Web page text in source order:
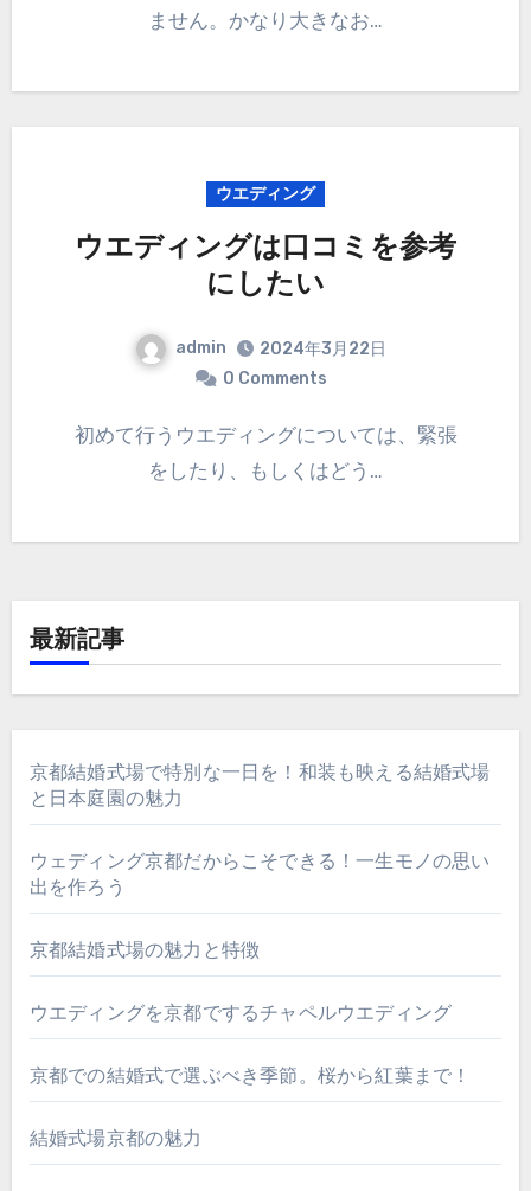
ません。かなり大きなお…
ウエディング
ウエディングは口コミを参考
にしたい
admin
2024年3月22日
0 Comments
初めて行うウエディングについては、緊張
をしたり、もしくはどう…
最新記事
京都結婚式場で特別な一日を！和装も映える結婚式場
と日本庭園の魅力
ウェディング京都だからこそできる！一生モノの思い
出を作ろう
京都結婚式場の魅力と特徴
ウエディングを京都でするチャペルウエディング
京都での結婚式で選ぶべき季節。桜から紅葉まで！
結婚式場京都の魅力